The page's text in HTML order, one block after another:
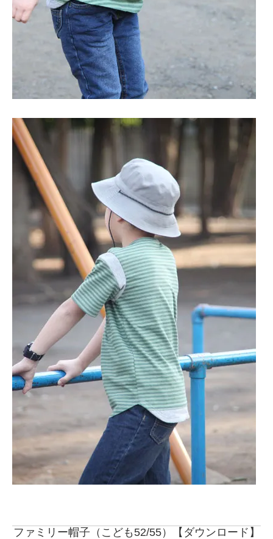
ファミリー帽子（こども52/55）【ダウンロード】